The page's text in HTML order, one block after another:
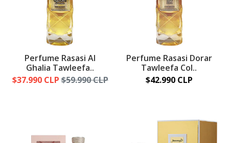
Perfume Rasasi Al
Ghalia Tawleefa..
$37.990 CLP $59.990 CLP
Perfume Rasasi Dorar
Tawleefa Col..
$42.990 CLP